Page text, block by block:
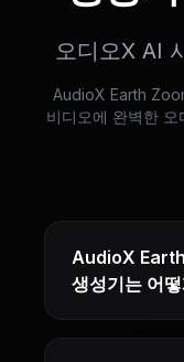
오디오X AI
AudioX Earth
비디오에 완벽한
AudioX
생성기는 어